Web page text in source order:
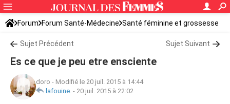
Forum Forum Santé-Médecine Santé féminine et grossesse
Sujet Précédent Sujet Suivant
Es ce que je peu etre ensciente
doro - Modifié le 20 juil. 2015 à 14:44
lafouine. - 20 juil. 2015 à 22:02